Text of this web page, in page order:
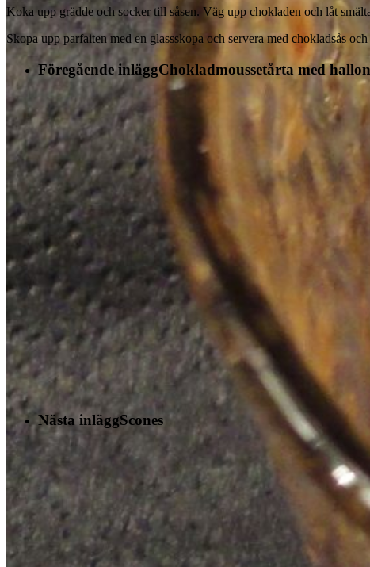
Koka upp grädde och socker till såsen. Väg upp chokladen och låt
Skopa upp parfaiten med en glassskopa och servera med chokladsås
Föregående inläggChokladmoussetårta med
Nästa inläggScones